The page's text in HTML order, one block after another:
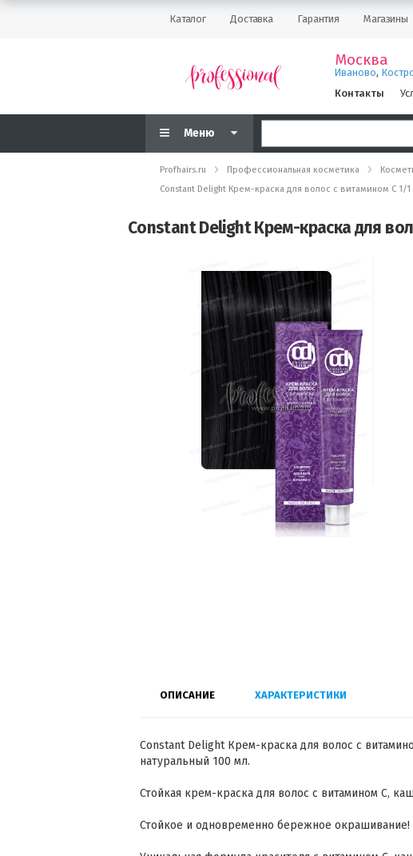
Каталог Доставка Гарантия Магазины
Москва
Иваново,
Контакты
Меню
Profhairs.ru Профессиональная косметика
Constant Delight Крем-краска для волос с витамином С 1/
Constant Delight Крем-краска для
ОПИСАНИЕ ХАРАКТЕРИСТИКИ
Constant Delight Крем-краска для волос с
натуральный 100 мл.
Стойкая крем-краска для волос с витамином С,
Стойкое и одновременно бережное окрашивание!